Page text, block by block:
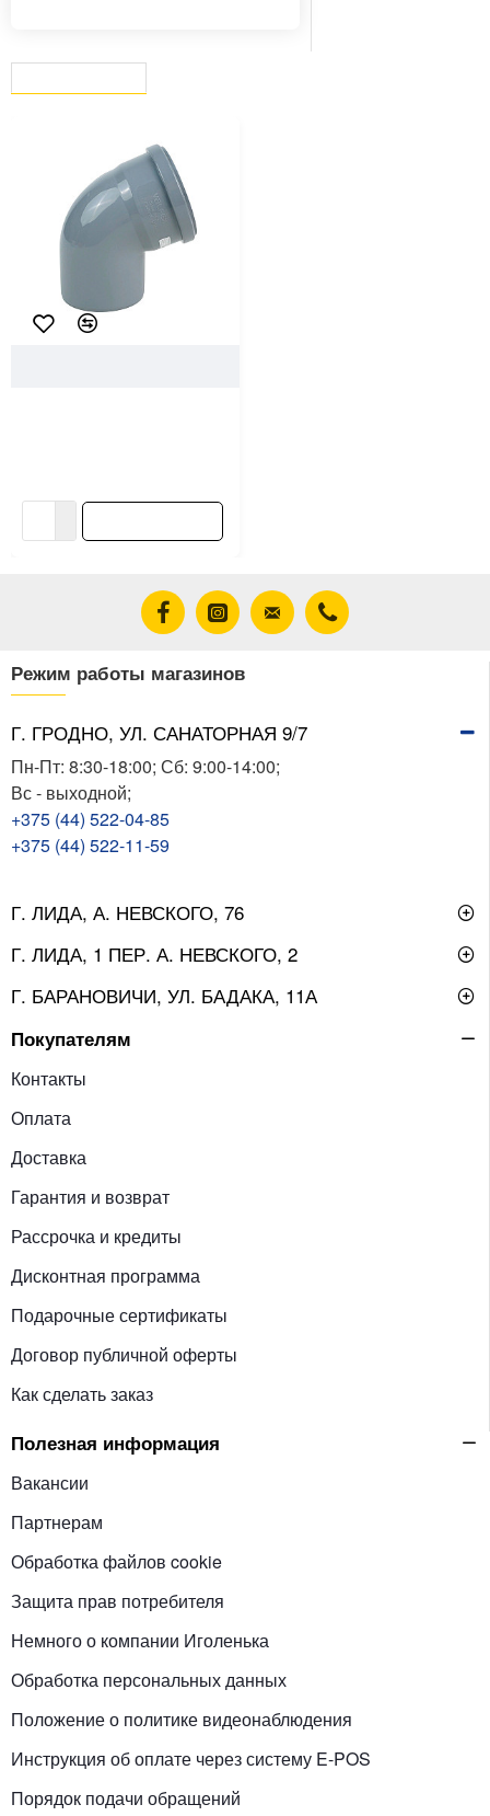
Режим работы магазинов
Г. ГРОДНО, УЛ. САНАТОРНАЯ 9/7
Пн-Пт: 8:30-18:00; Сб: 9:00-14:00;
Вс - выходной;
+375 (44) 522-04-85
+375 (44) 522-11-59
Г. ЛИДА, А. НЕВСКОГО, 76
Г. ЛИДА, 1 ПЕР. А. НЕВСКОГО, 2
Г. БАРАНОВИЧИ, УЛ. БАДАКА, 11А
Покупателям
Контакты
Оплата
Доставка
Гарантия и возврат
Рассрочка и кредиты
Дисконтная программа
Подарочные сертификаты
Договор публичной оферты
Как сделать заказ
Полезная информация
Вакансии
Партнерам
Обработка файлов cookie
Защита прав потребителя
Немного о компании Иголенька
Обработка персональных данных
Положение о политике видеонаблюдения
Инструкция об оплате через систему E-POS
Порядок подачи обращений